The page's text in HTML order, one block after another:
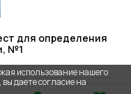
для определения
№1
использование нашего
даете согласие на